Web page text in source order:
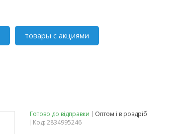
товары с акциями
Готово до відправки
Оптом і в роздріб
Код: 2834995246